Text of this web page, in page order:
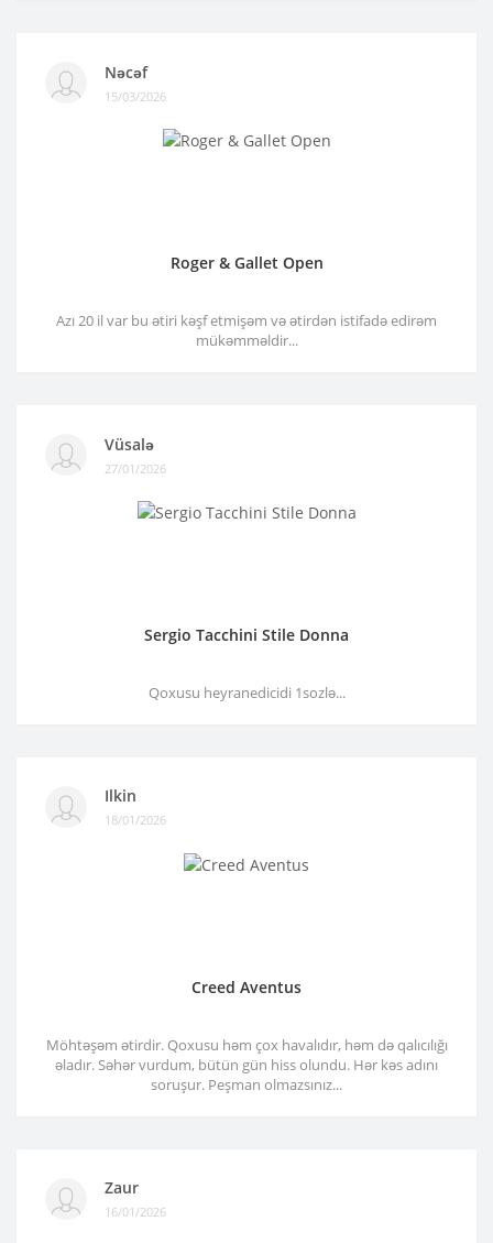
Nəcəf
15/03/2026
Roger & Gallet Open
Azı 20 il var bu ətiri kəşf etmişəm və ətirdən istifadə edirəm
mükəmməldir...
Vüsalə
27/01/2026
Sergio Tacchini Stile Donna
Qoxusu heyranedicidi 1sozlə...
Ilkin
18/01/2026
Creed Aventus
Möhtəşəm ətirdir. Qoxusu həm çox havalıdır, həm də qalıcılığı
əladır. Səhər vurdum, bütün gün hiss olundu. Hər kəs adını
soruşur. Peşman olmazsınız...
Zaur
16/01/2026